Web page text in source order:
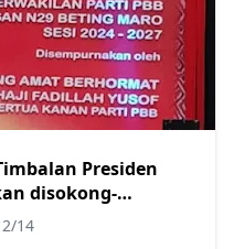
Presiden
disokong-
14